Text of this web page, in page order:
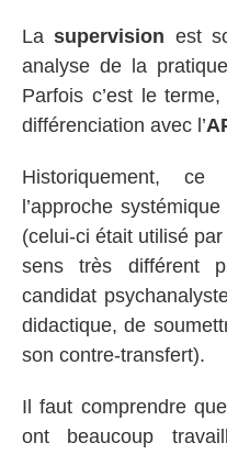
Lasupervision est
analyse de la
Parfois c’est le
différenciation avec l’
Historiquement,
l’approche
(celui-ci était utilisé
sens très différent
candidat
didactique, de
son contre-transfert).
Il faut comprendre
ont beaucoup